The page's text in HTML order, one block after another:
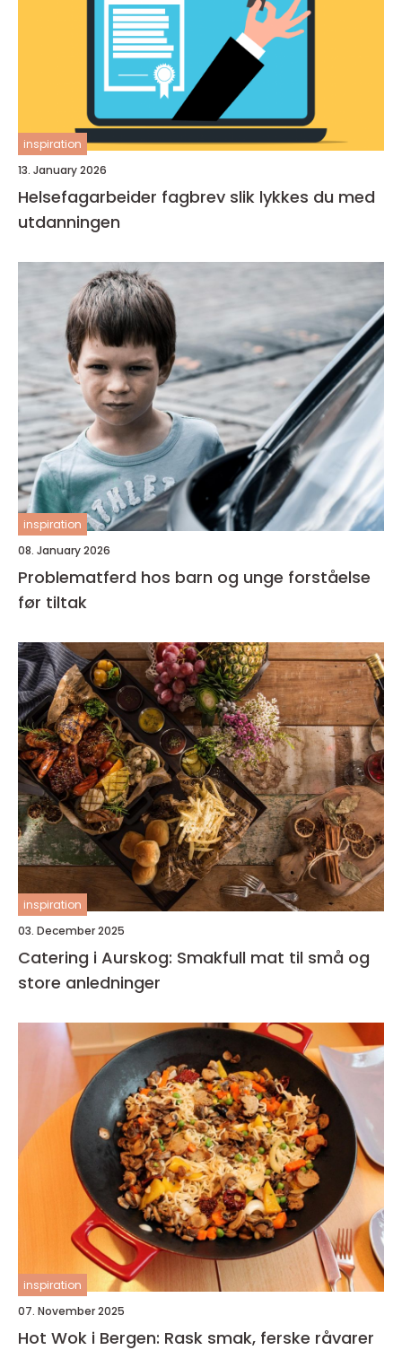
inspiration
13. January 2026
Helsefagarbeider fagbrev slik lykkes du med
utdanningen
inspiration
08. January 2026
Problematferd hos barn og unge forståelse
før tiltak
inspiration
03. December 2025
Catering i Aurskog: Smakfull mat til små og
store anledninger
inspiration
07. November 2025
Hot Wok i Bergen: Rask smak, ferske råvarer